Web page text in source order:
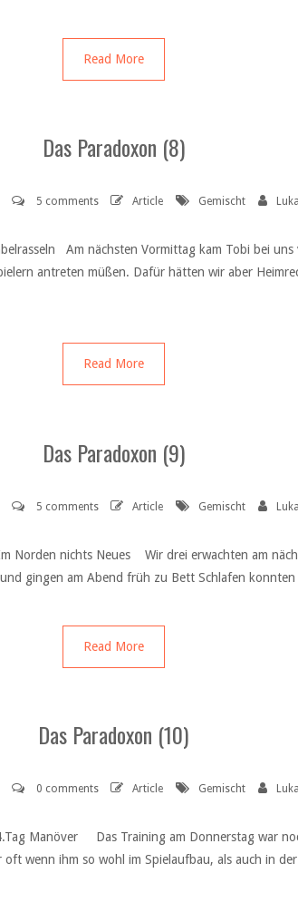
Read More
Das Paradoxon (8)
5 comments Article Gemischt
Am nächsten Vormittag kam Tobi bei
antreten müßen. Dafür hätten wir aber
Read More
Das Paradoxon (9)
5 comments Article Gemischt
Norden nichts Neues Wir drei erwachten am
gingen am Abend früh zu Bett Schlafen
Read More
Das Paradoxon (10)
0 comments Article Gemischt
Manöver Das Training am Donnerstag war
wenn ihm so wohl im Spielaufbau, als auch in